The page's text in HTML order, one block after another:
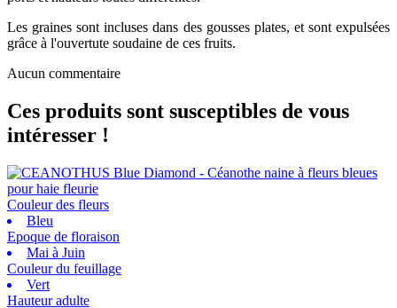
Les graines sont incluses dans des gousses plates, et sont expulsées
grâce à l'ouvertute soudaine de ces fruits.
Aucun commentaire
Ces produits sont susceptibles de vous
intéresser !
Couleur des fleurs
Bleu
Epoque de floraison
Mai à Juin
Couleur du feuillage
Vert
Hauteur adulte